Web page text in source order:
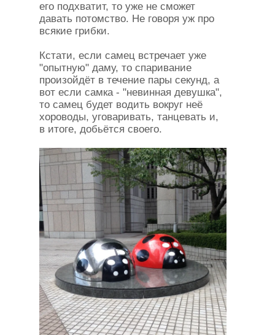
его подхватит, то уже не сможет
давать потомство. Не говоря уж про
всякие грибки.
Кстати, если самец встречает уже
"опытную" даму, то спаривание
произойдёт в течение пары секунд, а
вот если самка - "невинная девушка",
то самец будет водить вокруг неё
хороводы, уговаривать, танцевать и,
в итоге, добьётся своего.